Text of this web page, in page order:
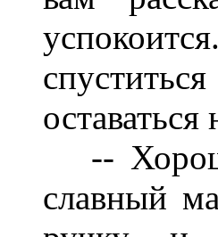
оставаться
--
славный